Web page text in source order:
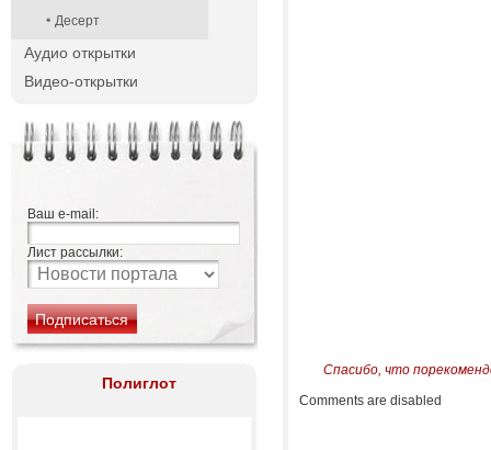
Десерт
Аудио открытки
Видео-открытки
Ваш e-mail:
Лист рассылки:
Полиглот
Спасибо, что
Comments are disabled